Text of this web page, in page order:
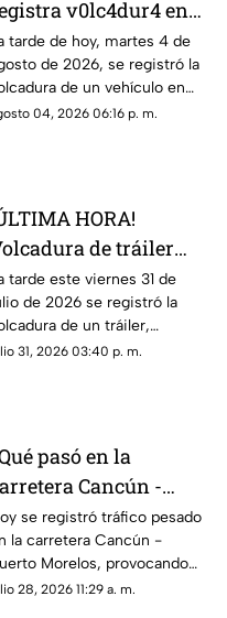
v0lc4dur4 en
Hotelera de
HOY, 4 de
de 2026; esto se
del 4cc1d3nt3 en
tarde de hoy, martes 4 de
de 2026, se registró la
de un vehículo en
Hotelera de Cancún. Aquí
04, 2026 06:16 p. m.
HORA!
de tráiler
bloqueo total en
HOY, viernes
de julio de 2026;
y a qué altura
tarde este viernes 31 de
de 2026 se registró la
de un tráiler,
el bloqueo total de la
31, 2026 03:40 p. m.
pasó en la
Cancún -
Morelos HOY
28 de julio? Esto
sabe del tráfico
se registró tráfico pesado
la carretera Cancún -
Morelos, provocando
detenidas durante varios
28, 2026 11:29 a. m.